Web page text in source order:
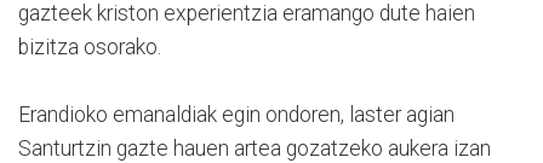
gazteek kriston experientzia eramango dute haien
bizitza osorako.
Erandioko emanaldiak egin ondoren, laster agian
Santurtzin gazte hauen artea gozatzeko aukera izan